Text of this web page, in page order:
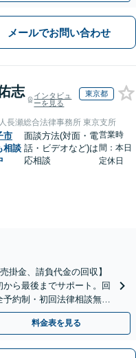
メールでお問い合わせ
志
インタビュ
ーを見る
東京都
長瀬総合法律事務所 東京支所
市
相談
面談方法(対面・電
話・ビデオなど)は
応相談
営業時
間：本日
定休日
掛金、請負代金の回収】
ら最後までサポート。回
約制・初回法律相談無料
料金表を見る